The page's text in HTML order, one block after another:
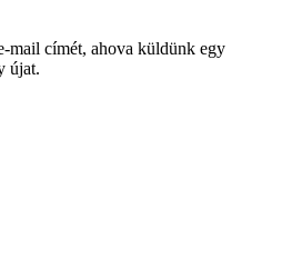
mail címét, ahova küldünk egy
újat.